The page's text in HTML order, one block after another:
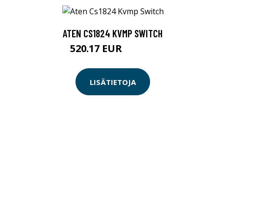
ATEN CS1824 KVMP SWITCH
520.17 EUR
LISÄTIETOJA